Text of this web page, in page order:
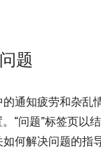
题
的通知疲劳和杂乱
“问题”标签页以
何解决问题的指